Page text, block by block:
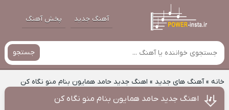
آهنگ جدید پخش آهنگ
جستجو
خانه»آهنگ های جدید » اهنگ جدید حامد همایون بنام منو نگاه کن
اهنگ جدید حامد همایون بنام منو نگاه کن